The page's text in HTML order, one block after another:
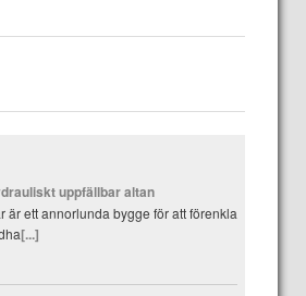
uppfällbar altan
är ett annorlunda bygge för att förenkla
[...]